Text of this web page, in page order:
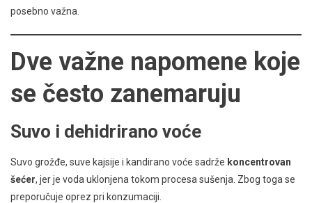
posebno važna.
Dve važne napomene koje
se često zanemaruju
Suvo i dehidrirano voće
Suvo grožđe, suve kajsije i kandirano voće sadrže koncentrovan
šećer, jer je voda uklonjena tokom procesa sušenja. Zbog toga se
preporučuje oprez pri konzumaciji.